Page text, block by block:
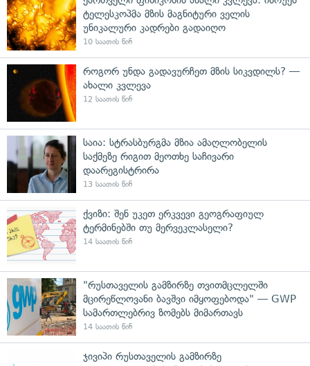
ტელესკოპმა მზის მაგნიტური ველის
უნიკალური კადრები გადაიღო
10 საათის წინ
როგორ უნდა გადავურჩეთ მზის სიკვდილს? —
ახალი კვლევა
12 საათის წინ
საია: სტრასბურგმა მზია ამაღლობელის
საქმეზე რიგით მეოთხე საჩივარი
დაარეგისტრირა
13 საათის წინ
ქვიზი: შენ უკეთ ერკვევი გეოგრაფიულ
ტერმინებში თუ მერვეკლასელი?
14 საათის წინ
"რუსთაველის გამზირზე თვითმცლელში
მცირეწლოვანი ბავშვი იმყოფებოდა" — GWP
სამართლებრივ ზომებს მიმართავს
14 საათის წინ
ჯივიპი რუსთაველის გამზირზე